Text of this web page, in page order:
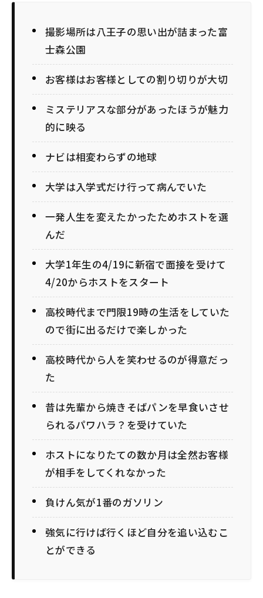
撮影場所は八王子の思い出が詰まった富
士森公園
お客様はお客様としての割り切りが大切
ミステリアスな部分があったほうが魅力
的に映る
ナビは相変わらずの地球
大学は入学式だけ行って病んでいた
一発人生を変えたかったためホストを選
んだ
大学1年生の4/19に新宿で面接を受けて
4/20からホストをスタート
高校時代まで門限19時の生活をしていた
ので街に出るだけで楽しかった
高校時代から人を笑わせるのが得意だっ
た
昔は先輩から焼きそばパンを早食いさせ
られるパワハラ？を受けていた
ホストになりたての数か月は全然お客様
が相手をしてくれなかった
負けん気が1番のガソリン
強気に行けば行くほど自分を追い込むこ
とができる